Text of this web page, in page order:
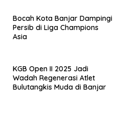
Bocah Kota Banjar Dampingi
Persib di Liga Champions
Asia
KGB Open II 2025 Jadi
Wadah Regenerasi Atlet
Bulutangkis Muda di Banjar